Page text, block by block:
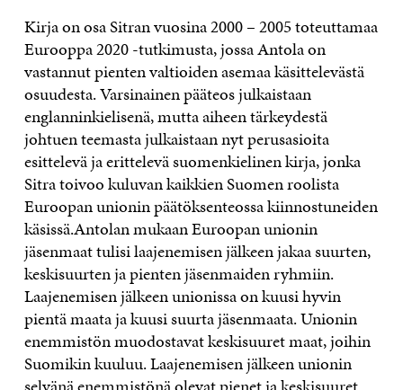
Kirja on osa Sitran vuosina 2000 – 2005 toteuttamaa
Eurooppa 2020 -tutkimusta, jossa Antola on
vastannut pienten valtioiden asemaa käsittelevästä
osuudesta. Varsinainen pääteos julkaistaan
englanninkielisenä, mutta aiheen tärkeydestä
johtuen teemasta julkaistaan nyt perusasioita
esittelevä ja erittelevä suomenkielinen kirja, jonka
Sitra toivoo kuluvan kaikkien Suomen roolista
Euroopan unionin päätöksenteossa kiinnostuneiden
käsissä.Antolan mukaan Euroopan unionin
jäsenmaat tulisi laajenemisen jälkeen jakaa suurten,
keskisuurten ja pienten jäsenmaiden ryhmiin.
Laajenemisen jälkeen unionissa on kuusi hyvin
pientä maata ja kuusi suurta jäsenmaata. Unionin
enemmistön muodostavat keskisuuret maat, joihin
Suomikin kuuluu. Laajenemisen jälkeen unionin